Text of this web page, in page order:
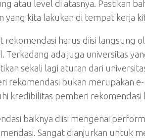
atau level di atasnya. Pastikan
yang kita lakukan di tempat kerja
rekomendasi harus diisi langsung
Terkadang ada juga universitas
sekali lagi aturan dari
rekomendasi bukan merupakan
kredibilitas pemberi rekomendasi
baiknya diisi mengenai
Sangat dianjurkan untuk